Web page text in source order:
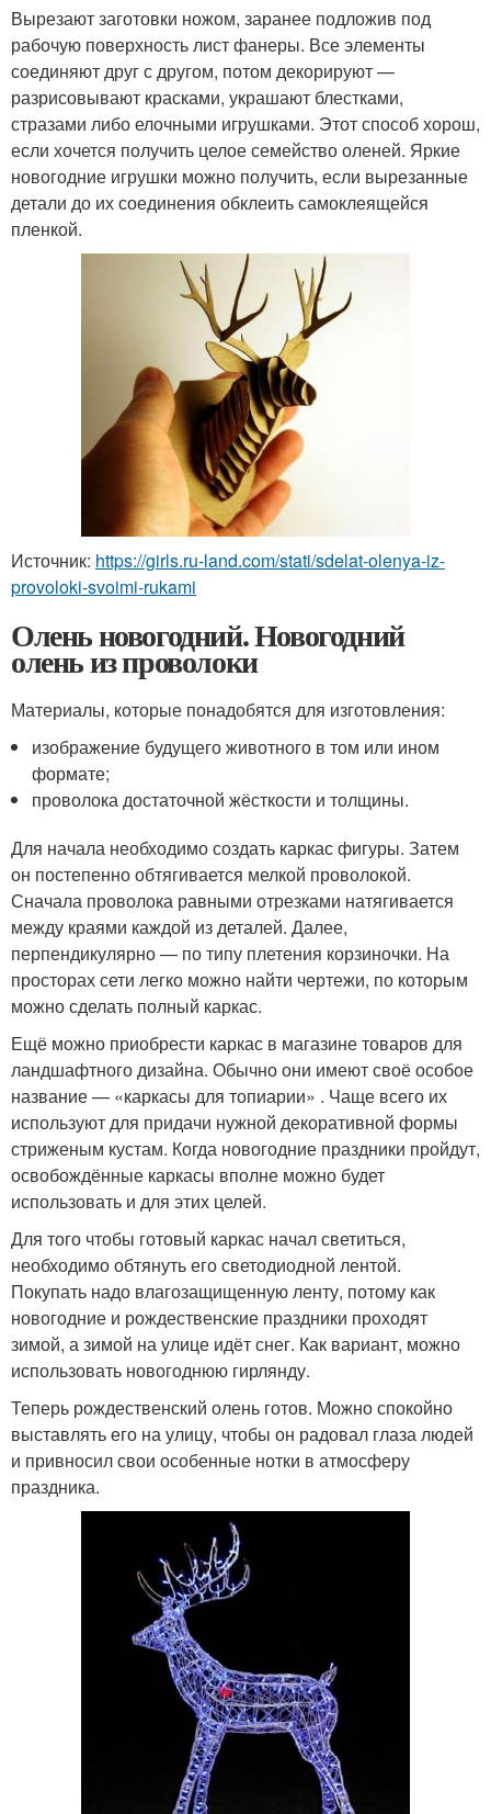
Вырезают заготовки ножом, заранее подложив под
рабочую поверхность лист фанеры. Все элементы
соединяют друг с другом, потом декорируют —
разрисовывают красками, украшают блестками,
стразами либо елочными игрушками. Этот способ хорош,
если хочется получить целое семейство оленей. Яркие
новогодние игрушки можно получить, если вырезанные
детали до их соединения обклеить самоклеящейся
пленкой.
Источник: https://girls.ru-land.com/stati/sdelat-olenya-iz-
provoloki-svoimi-rukami
Олень новогодний. Новогодний
олень из проволоки
Материалы, которые понадобятся для изготовления:
изображение будущего животного в том или ином
формате;
проволока достаточной жёсткости и толщины.
Для начала необходимо создать каркас фигуры. Затем
он постепенно обтягивается мелкой проволокой.
Сначала проволока равными отрезками натягивается
между краями каждой из деталей. Далее,
перпендикулярно — по типу плетения корзиночки. На
просторах сети легко можно найти чертежи, по которым
можно сделать полный каркас.
Ещё можно приобрести каркас в магазине товаров для
ландшафтного дизайна. Обычно они имеют своё особое
название — «каркасы для топиарии» . Чаще всего их
используют для придачи нужной декоративной формы
стриженым кустам. Когда новогодние праздники пройдут,
освобождённые каркасы вполне можно будет
использовать и для этих целей.
Для того чтобы готовый каркас начал светиться,
необходимо обтянуть его светодиодной лентой.
Покупать надо влагозащищенную ленту, потому как
новогодние и рождественские праздники проходят
зимой, а зимой на улице идёт снег. Как вариант, можно
использовать новогоднюю гирлянду.
Теперь рождественский олень готов. Можно спокойно
выставлять его на улицу, чтобы он радовал глаза людей
и привносил свои особенные нотки в атмосферу
праздника.